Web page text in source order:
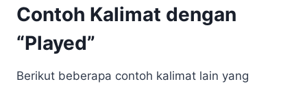
Contoh Kalimat dengan
“Played”
Berikut beberapa contoh kalimat lain yang